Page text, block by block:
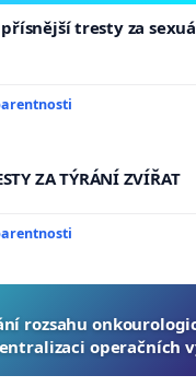
tresty za
ZA TÝRÁNÍ ZVÍŘAT
rozsahu
operačních